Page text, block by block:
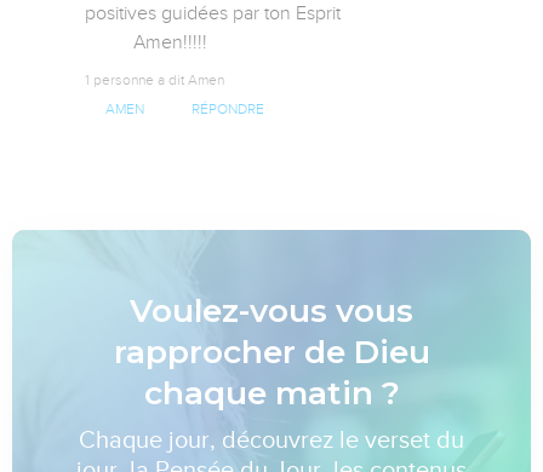
positives guidées par ton Esprit
          Amen!!!!!
1 personne a dit Amen
AMEN RÉPONDRE
Voulez-vous vous
rapprocher de Dieu
chaque matin ?
Chaque jour, découvrez le verset du